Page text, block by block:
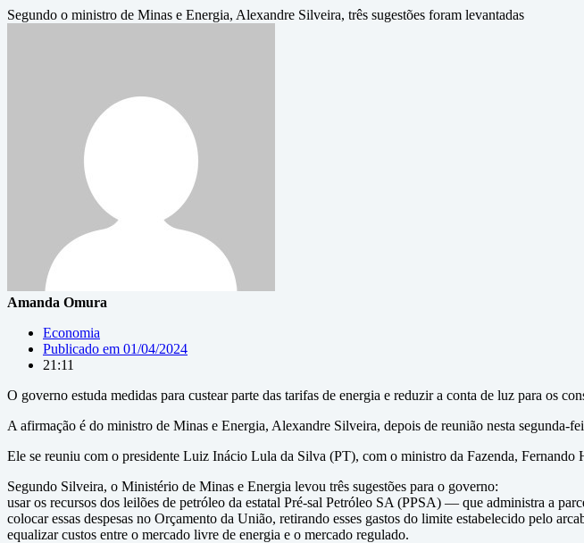
Segundo o ministro de Minas e Energia, Alexandre Silveira, três sugestões foram levantadas
Amanda Omura
Economia
Publicado em 01/04/2024
21:11
O governo estuda medidas para custear parte das tarifas de energia e reduzir a conta de luz para os
A afirmação é do ministro de Minas e Energia, Alexandre Silveira, depois de reunião nesta segunda-
Ele se reuniu com o presidente Luiz Inácio Lula da Silva (PT), com o ministro da Fazenda, Fernando
Segundo Silveira, o Ministério de Minas e Energia levou três sugestões para o governo:
usar os recursos dos leilões de petróleo da estatal Pré-sal Petróleo SA (PPSA) — que administra a
colocar essas despesas no Orçamento da União, retirando esses gastos do limite estabelecido pelo
equalizar custos entre o mercado livre de energia e o mercado regulado.